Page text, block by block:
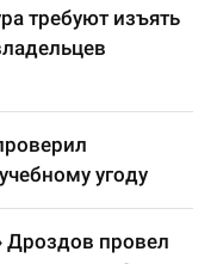
требуют изъять
угоду
Дроздов провел